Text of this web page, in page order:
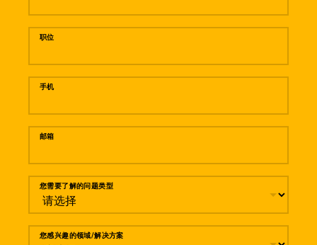
职位
手机
邮箱
您需要了解的问题类型
您感兴趣的领域/解决方案